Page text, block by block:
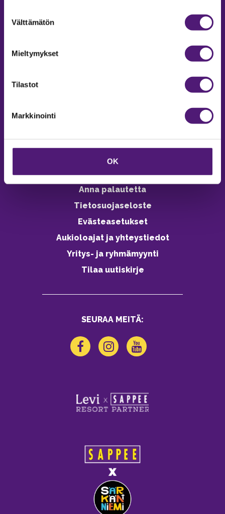
valinta
Välttämätön
Mieltymykset
Tilastot
Markkinointi
OK
Vastuullisuus
Ympäristöohjelma
Avoimet työpaikat
Anna palautetta
Tietosuojaseloste
Evästeasetukset
Aukioloajat ja yhteystiedot
Yritys- ja ryhmämyynti
Tilaa uutiskirje
SEURAA MEITÄ: